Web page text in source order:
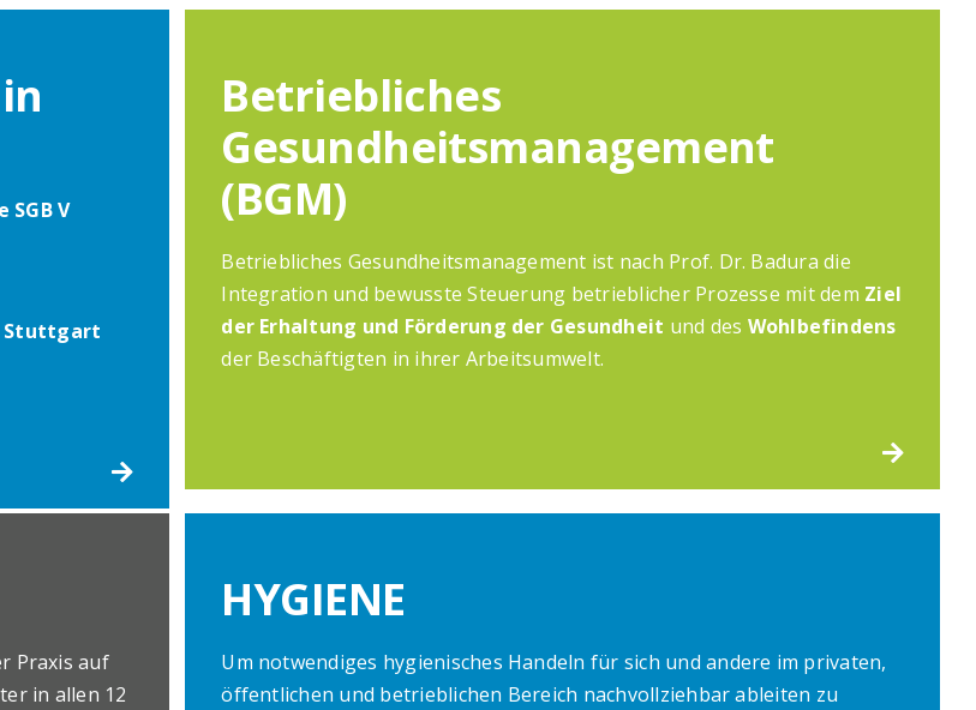
V
Stuttgart
Betriebliches
Gesundheitsmanagement
(BGM)
Betriebliches Gesundheitsmanagement ist nach Prof. Dr. Badura die
Integration und bewusste Steuerung betrieblicher Prozesse mit dem Ziel
der Erhaltung und Förderung der Gesundheit und des Wohlbefindens
der Beschäftigten in ihrer Arbeitsumwelt.
Praxis auf
in allen 12
HYGIENE
Um notwendiges hygienisches Handeln für sich und andere im privaten,
öffentlichen und betrieblichen Bereich nachvollziehbar ableiten zu